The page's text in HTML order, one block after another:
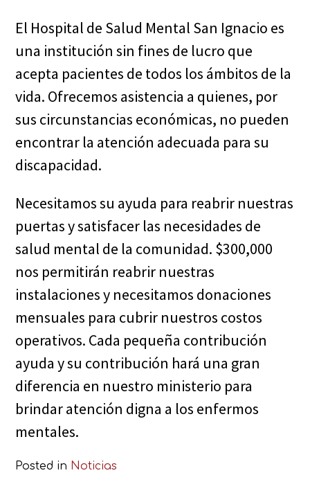
El Hospital de Salud Mental San Ignacio es
una institución sin fines de lucro que
acepta pacientes de todos los ámbitos de la
vida. Ofrecemos asistencia a quienes, por
sus circunstancias económicas, no pueden
encontrar la atención adecuada para su
discapacidad.
Necesitamos su ayuda para reabrir nuestras
puertas y satisfacer las necesidades de
salud mental de la comunidad. $300,000
nos permitirán reabrir nuestras
instalaciones y necesitamos donaciones
mensuales para cubrir nuestros costos
operativos. Cada pequeña contribución
ayuda y su contribución hará una gran
diferencia en nuestro ministerio para
brindar atención digna a los enfermos
mentales.
Posted in Noticias